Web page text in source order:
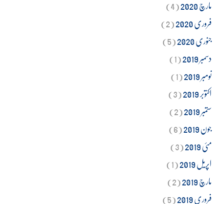
مارچ 2020
(4)
فروری 2020
(2)
جنوری 2020
(5)
دسمبر 2019
(1)
نومبر 2019
(1)
اکتوبر 2019
(3)
ستمبر 2019
(2)
جون 2019
(6)
مئی 2019
(3)
اپریل 2019
(1)
مارچ 2019
(2)
فروری 2019
(5)